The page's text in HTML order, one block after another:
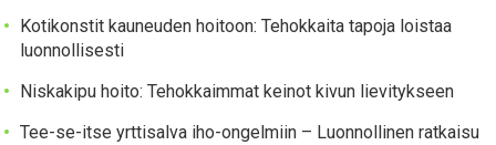
Kotikonstit kauneuden hoitoon: Tehokkaita tapoja loistaa
luonnollisesti
Niskakipu hoito: Tehokkaimmat keinot kivun lievitykseen
Tee-se-itse yrttisalva iho-ongelmiin – Luonnollinen ratkaisu